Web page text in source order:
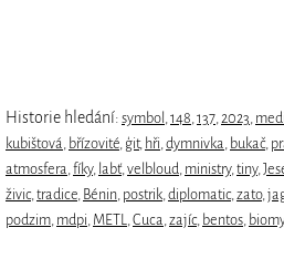
Historie hledání: symbol ,148,137,2023,
kubištová, břízovité, ģit, hři,dymnivka, bukač,
atmosfera,fíky, labť,velbloud, ministry,tiny,
živic,tradice, Bénin, postrik,diplomatic,zato,
podzim, mdpi, METL,Cuca,zajíc, bentos, biomy